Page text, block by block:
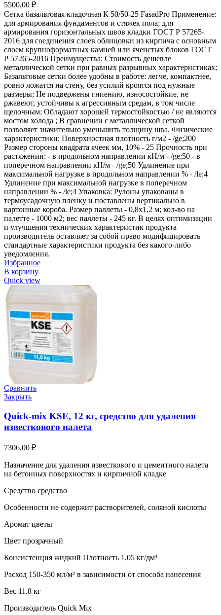
5500,00 ₽
Сетка базальтовая кладочная К 50/50-25 FasadPro Применение:
для армирования фундаментов и стяжек пола; для
армирования горизонтальных швов кладки ГОСТ Р 57265-
2016 для соединения слоев облицовки из кирпича с основным
слоем крупноформатных камней или ячеистых блоков ГОСТ
Р 57265-2016 Преимущества: Стоимость дешевле
металлической сетки при равных разрывных характеристиках;
Базальтовые сетки более удобны в работе: легче, компактнее,
ровно ложатся на стену, без усилий кроятся под нужные
размеры; Не подвержены гниению, износостойкие, не
ржавеют, устойчивы к агрессивным средам, в том числе
щелочным; Обладают хорошей термостойкостью / не являются
мостом холода ; В сравнении с металлической сеткой
позволяет значительно уменьшить толщину шва. Физические
характеристики: Поверхностная плотность г/м2 - /ge;200
Размер стороны квадрата ячеек мм, 10% - 25 Прочность при
растяжении: - в продольном направлении кН/м - /ge;50 - в
поперечном направлении кН/м - /ge;50 Удлинение при
максимальной нагрузке в продольном направлении % - /le;4
Удлинение при максимальной нагрузке в поперечном
направлении % - /le;4 Упаковка: Рулоны упакованы в
термоусадочную пленку и поставлены вертикально в
картонные короба. Размер паллеты - 0,8х1,2 м; кол-во на
палетте - 1000 м2; вес паллеты - 245 кг. В целях оптимизации
и улучшения технических характеристик продукта
производитель оставляет за собой право модифицировать
стандартные характеристики продукта без какого-либо
уведомления.
Избранное
В корзину
Quick view
Сравнить
Закрыть
Quick-mix KSE, 12 кг, средство для удаления
известкового налета
7306,00 ₽
Назначение для удаления известкового и цементного налета
на бетонных поверхностях и кирпичной кладке
Средство средство
Особенности не содержит растворителей, соляной кислоты
Аромат цветы
Цвет прозрачный
Консистенция жидкий Плотность 1,05 кг/дм³
Расход 150-350 мл/м² в зависимости от способа нанесения
Вес 11.8 кг
Производитель Quick Mix